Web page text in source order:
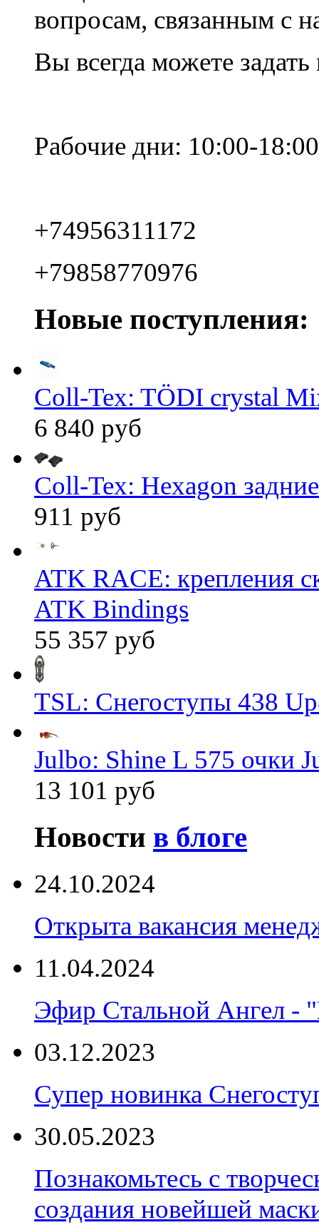
вопросам, связанным с
Вы всегда можете
Рабочие дни: 10:00-18:00
+74956311172
+79858770976
Новые поступления:
Coll-Tex: TÖDI crystal
6 840 руб
Coll-Tex: Hexagon
911 руб
ATK RACE: крепления
ATK Bindings
55 357 руб
TSL: Снегоступы 438
Julbo: Shine L 575 очки
13 101 руб
Новости в блоге
24.10.2024
Открыта вакансия
11.04.2024
Эфир Стальной Ангел -
03.12.2023
Супер новинка
30.05.2023
Познакомьтесь с
создания новейшей